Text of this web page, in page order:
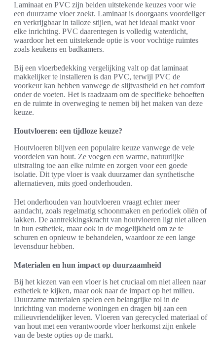
Laminaat en PVC zijn beiden uitstekende keuzes voor wie
een duurzame vloer zoekt. Laminaat is doorgaans voordeliger
en verkrijgbaar in talloze stijlen, wat het ideaal maakt voor
elke inrichting. PVC daarentegen is volledig waterdicht,
waardoor het een uitstekende optie is voor vochtige ruimtes
zoals keukens en badkamers.
Bij een vloerbedekking vergelijking valt op dat laminaat
makkelijker te installeren is dan PVC, terwijl PVC de
voorkeur kan hebben vanwege de slijtvastheid en het comfort
onder de voeten. Het is raadzaam om de specifieke behoeften
en de ruimte in overweging te nemen bij het maken van deze
keuze.
Houtvloeren: een tijdloze keuze?
Houtvloeren blijven een populaire keuze vanwege de vele
voordelen van hout. Ze voegen een warme, natuurlijke
uitstraling toe aan elke ruimte en zorgen voor een goede
isolatie. Dit type vloer is vaak duurzamer dan synthetische
alternatieven, mits goed onderhouden.
Het onderhouden van houtvloeren vraagt echter meer
aandacht, zoals regelmatig schoonmaken en periodiek oliën of
lakken. De aantrekkingskracht van houtvloeren ligt niet alleen
in hun esthetiek, maar ook in de mogelijkheid om ze te
schuren en opnieuw te behandelen, waardoor ze een lange
levensduur hebben.
Materialen en hun impact op duurzaamheid
Bij het kiezen van een vloer is het cruciaal om niet alleen naar
esthetiek te kijken, maar ook naar de impact op het milieu.
Duurzame materialen spelen een belangrijke rol in de
inrichting van moderne woningen en dragen bij aan een
milieuvriendelijker leven. Vloeren van gerecycled materiaal of
van hout met een verantwoorde vloer herkomst zijn enkele
van de beste opties op de markt.